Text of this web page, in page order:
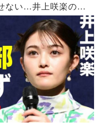
ない…井上咲楽の介